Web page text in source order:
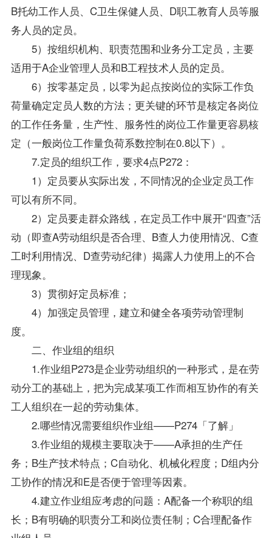
B托幼工作人员、C卫生保健人员、D职工教育人员等服
务人员的定员。
5）按组织机构、职责范围和业务分工定员，主要
适用于A企业管理人员和B工程技术人员的定员。
6）按零基定员，以零为起点按岗位的实际工作负
荷量确定定员人数的方法；更关键的环节是核定各岗位
的工作任务量，生产性、服务性的岗位工作量更容易核
定（一般岗位工作量负荷系数控制在0.8以下）。
7.定员的组织工作，要求4点P272：
1）定员要从实际出发，不同情况的企业定员工作
可以有所不同。
2）定员要走群众路线，在定员工作中展开“四查”活
动（即查A劳动组织是否合理、B查人力使用情况、C查
工时利用情况、D查劳动纪律）揭露人力使用上的不合
理现象。
3）贯彻好定员标准；
4）加强定员管理，建立和健全各项劳动管理制
度。
二、作业组的组织
1.作业组P273是企业劳动组织的一种形式，是在劳
动分工的基础上，把为完成某项工作而相互协作的有关
工人组织在一起的劳动集体。
2.哪些情况需要组织作业组——P274「了解」
3.作业组的规模主要取决于——A承担的生产任
务；B生产技术特点；C自动化、机械化程度；D组内分
工协作的情况和E是否便于管理等因素。
4.建立作业组应考虑的问题：A配备一个称职的组
长；B有明确的职责分工和岗位责任制；C合理配备作